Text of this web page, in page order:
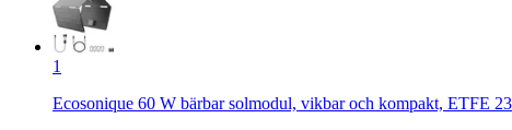
1
Ecosonique 60 W bärbar solmodul, vikbar och kompakt, ETFE